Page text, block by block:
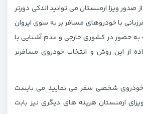
ویزا ارمنستان می توانید اندکی دورتر
با خودروهای مسافر بر به سوی ایروان
به حضور در کشوری خارجی و عدم آشنایی با
از این روش و انتخاب خودروی مسافربر
خودروی شخصی سفر می نمایید می بایست
ارمنستان هزینه های دیگری نیز بابت